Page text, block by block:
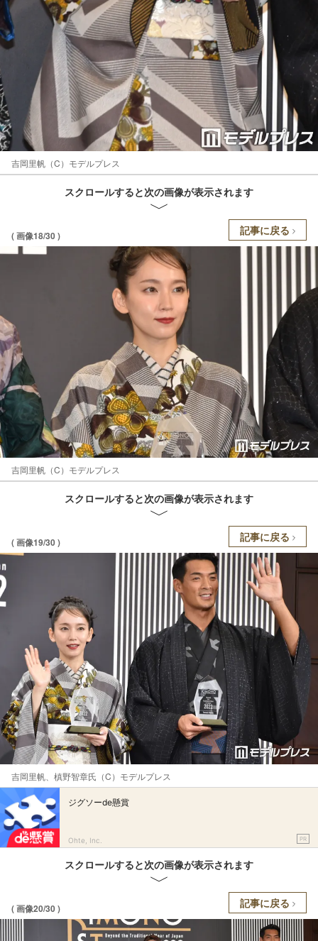
吉岡里帆（C）モデルプレス
スクロールすると次の画像が表示されます
( 画像18/30 ) 記事に戻る
吉岡里帆（C）モデルプレス
スクロールすると次の画像が表示されます
( 画像19/30 ) 記事に戻る
吉岡里帆、槙野智章氏（C）モデルプレス
ジグソーde懸賞
Ohte, Inc. PR
スクロールすると次の画像が表示されます
( 画像20/30 ) 記事に戻る